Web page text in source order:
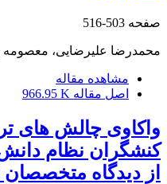
صفحه 503-516
محمدرضا علیرضایی، معصومه
مشاهده مقاله
اصل مقاله 966.95 K
واکاوی چالش های
کنشگران نظام
از دیدگاه متخصصان